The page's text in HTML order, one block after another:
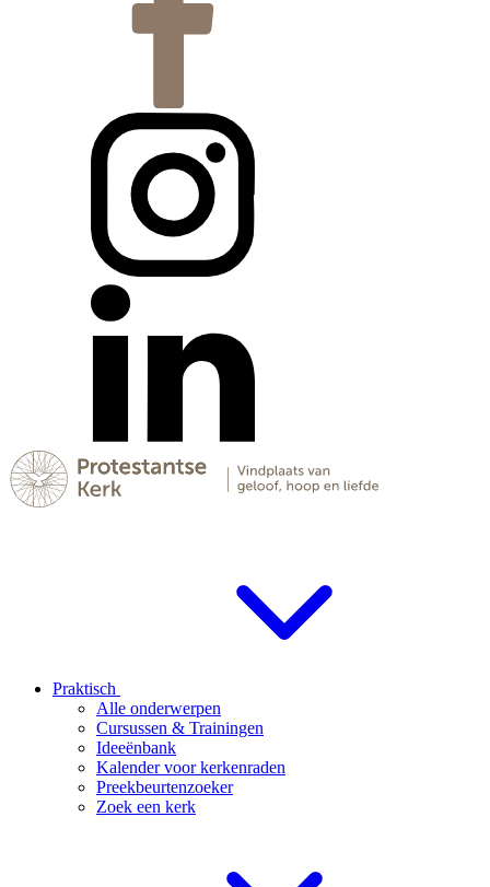
Praktisch
Alle onderwerpen
Cursussen & Trainingen
Ideeënbank
Kalender voor kerkenraden
Preekbeurtenzoeker
Zoek een kerk